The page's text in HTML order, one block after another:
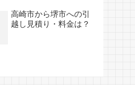
高崎市から堺市への引
越し見積り・料金は？